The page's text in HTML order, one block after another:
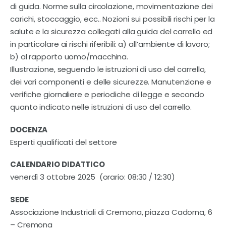
di guida. Norme sulla circolazione, movimentazione dei
carichi, stoccaggio, ecc.. Nozioni sui possibili rischi per la
salute e la sicurezza collegati alla guida del carrello ed
in particolare ai rischi riferibili: a) all’ambiente di lavoro;
b) al rapporto uomo/macchina.
Illustrazione, seguendo le istruzioni di uso del carrello,
dei vari componenti e delle sicurezze. Manutenzione e
verifiche giornaliere e periodiche di legge e secondo
quanto indicato nelle istruzioni di uso del carrello.
DOCENZA
Esperti qualificati del settore
CALENDARIO DIDATTICO
venerdì 3 ottobre 2025 (orario: 08:30 / 12:30)
SEDE
Associazione Industriali di Cremona, piazza Cadorna, 6
– Cremona